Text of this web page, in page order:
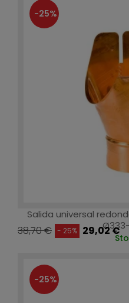
-25%
Salida universal
38,70 € - 25% 29,02 €
-25%